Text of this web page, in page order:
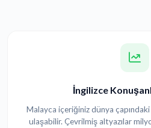
İngilizce
Malayca içeriğiniz dünya
ulaşabilir. Çevrilmiş altyazılar